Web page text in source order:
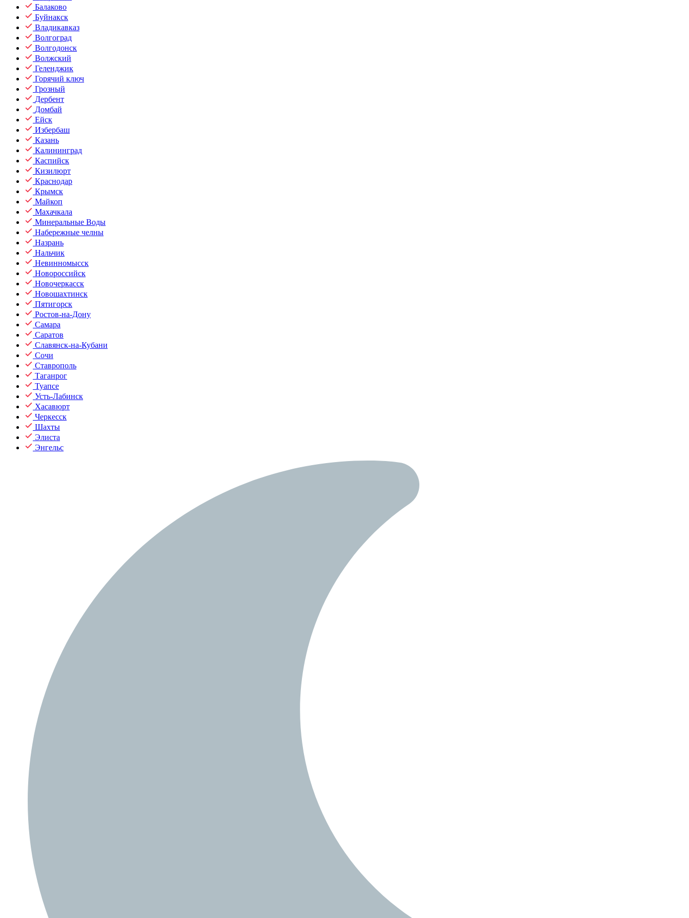
Балаково
Буйнакск
Владикавказ
Волгоград
Волгодонск
Волжский
Геленджик
Горячий ключ
Грозный
Дербент
Домбай
Ейск
Избербаш
Казань
Калининград
Каспийск
Кизилюрт
Краснодар
Крымск
Майкоп
Махачкала
Минеральные Воды
Набережные челны
Назрань
Нальчик
Невинномысск
Новороссийск
Новочеркасск
Новошахтинск
Пятигорск
Ростов-на-Дону
Самара
Саратов
Славянск-на-Кубани
Сочи
Ставрополь
Таганрог
Туапсе
Усть-Лабинск
Хасавюрт
Черкесск
Шахты
Элиста
Энгельс